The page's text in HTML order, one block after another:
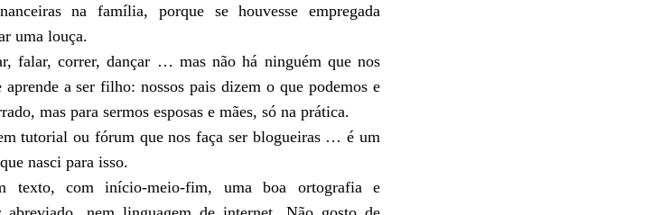
na família, porque se houvesse empregada
uma louça.
falar, correr, dançar … mas não há ninguém que nos
aprende a ser filho: nossos pais dizem o que podemos e
mas para sermos esposas e mães, só na prática.
tutorial ou fórum que nos faça ser blogueiras … é um
nasci para isso.
texto, com início-meio-fim, uma boa ortografia e